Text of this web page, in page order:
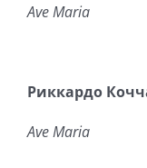
AveMaria
Риккардо
AveMaria